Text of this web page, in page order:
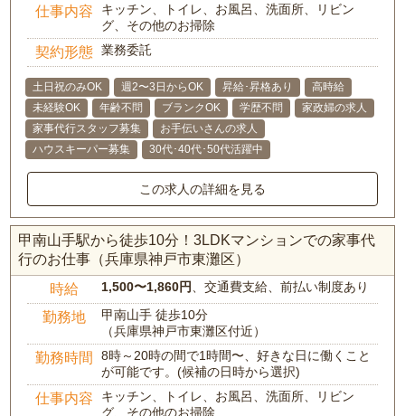
仕事内容
キッチン、トイレ、お風呂、洗面所、リビン
グ、その他のお掃除
契約形態 業務委託
土日祝のみOK 週2〜3日からOK 昇給･昇格あり
高時給
未経験OK
年齢不問 ブランクOK 学歴不問
家政婦の求人
家事代行スタッフ募集
お手伝いさんの求人
ハウスキーパー募集
30代･40代･50代活躍中
この求人の詳細を見る
甲南山手駅から徒歩10分！3LDKマンションでの家事代
行のお仕事（兵庫県神戸市東灘区）
時給 1,500〜1,860円 、交通費支給、前払い制度あり
勤務地
甲南山手 徒歩10分
（兵庫県神戸市東灘区付近）
勤務時間
8時～20時の間で1時間〜、好きな日に働くこと
が可能です。(候補の日時から選択)
仕事内容
キッチン、トイレ、お風呂、洗面所、リビン
グ、その他のお掃除